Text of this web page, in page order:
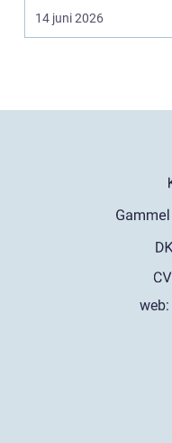
og skjørt...
14 juni 2026
web: